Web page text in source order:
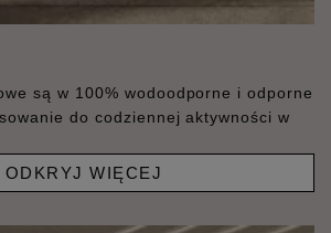
są w 100% wodoodporne i odporne
do codziennej aktywności w
ODKRYJ WIĘCEJ